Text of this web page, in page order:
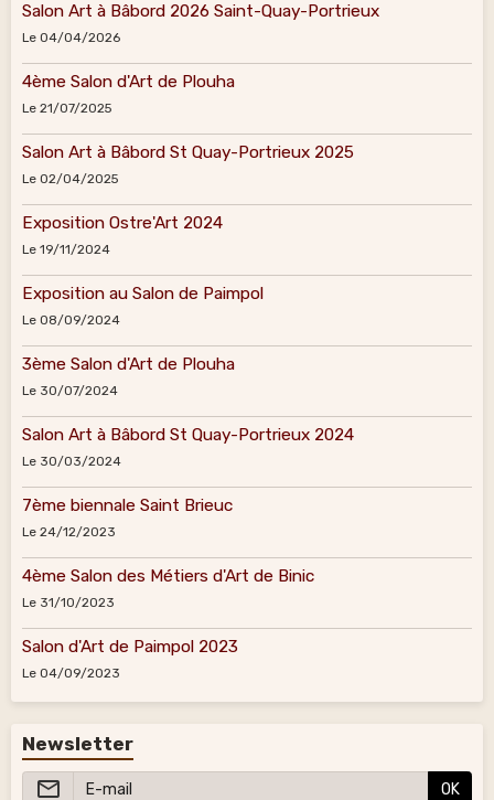
Salon Art à Bâbord 2026 Saint-Quay-Portrieux
Le 04/04/2026
4ème Salon d'Art de Plouha
Le 21/07/2025
Salon Art à Bâbord St Quay-Portrieux 2025
Le 02/04/2025
Exposition Ostre'Art 2024
Le 19/11/2024
Exposition au Salon de Paimpol
Le 08/09/2024
3ème Salon d'Art de Plouha
Le 30/07/2024
Salon Art à Bâbord St Quay-Portrieux 2024
Le 30/03/2024
7ème biennale Saint Brieuc
Le 24/12/2023
4ème Salon des Métiers d'Art de Binic
Le 31/10/2023
Salon d'Art de Paimpol 2023
Le 04/09/2023
Newsletter
OK